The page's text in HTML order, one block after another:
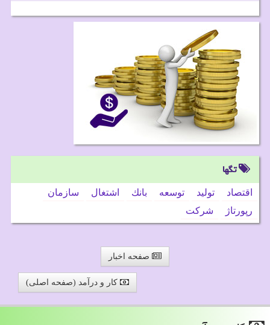
تگها
اقتصاد تولید توسعه بانك اشتغال
سازمان
رپورتاژ
شركت
صفحه اخبار
کار و درآمد (صفحه اصلی)